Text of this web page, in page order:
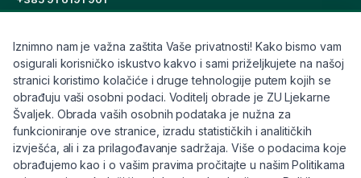
SLIČNI ČLANCI
31.07.2026 · 6 min čitanja
© 2026 eljekarna24. Sva prava pridržana.
PravilnikKolačićiRaskid ugovora
Iznimno nam je važna zaštita Vaše privatnosti! Kako bismo vam
osigurali korisničko iskustvo kakvo i sami priželjkujete na našoj
stranici koristimo kolačiće i druge tehnologije putem kojih se
obrađuju vaši osobni podaci. Voditelj obrade je ZU Ljekarne
Švaljek. Obrada vaših osobnih podataka je nužna za
funkcioniranje ove stranice, izradu statističkih i analitičkih
izvješća, ali i za prilagođavanje sadržaja. Više o podacima koje
obrađujemo kao i o vašim pravima pročitajte u našim Politikama